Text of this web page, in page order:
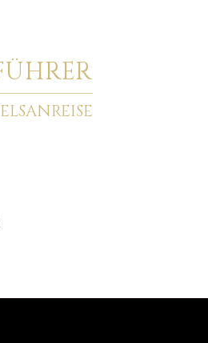
ANREISE